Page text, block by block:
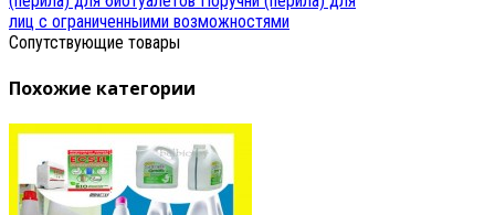
лиц с ограниченныими возможностями
Сопутствующие товары
Похожие категории